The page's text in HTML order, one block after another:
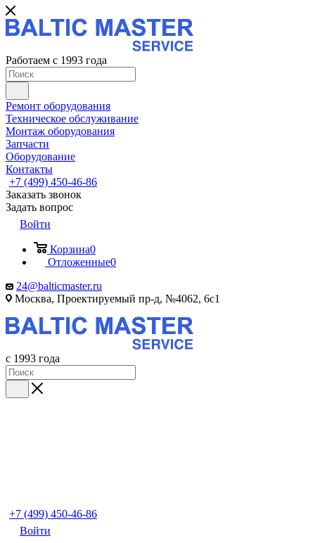
Работаем с 1993 года
Ремонт оборудования
Техническое обслуживание
Монтаж оборудования
Запчасти
Оборудование
Контакты
+7 (499) 450-46-86
Заказать звонок
Задать вопрос
Войти
Корзина0
Отложенные0
24@balticmaster.ru
Москва, Проектируемый пр-д, №4062, 6с1
с 1993 года
+7 (499) 450-46-86
Войти